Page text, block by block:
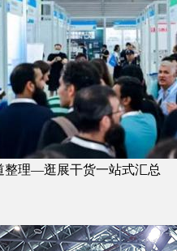
整理—逛展干货一站式汇总